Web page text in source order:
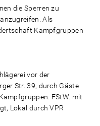
die Sperren zu
Als
Kampfgruppen
vor der
Str. 39, durch Gäste
FStW. mit
Lokal durch VPR